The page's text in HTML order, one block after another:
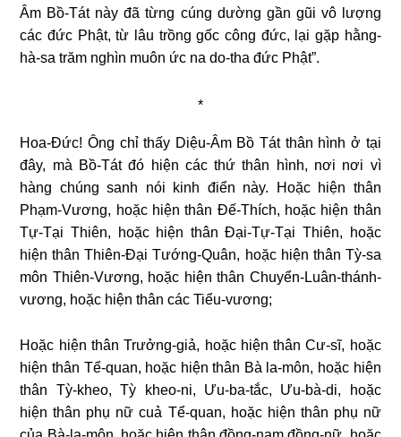
Âm Bồ-Tát này đã từng cúng dường gần gũi vô lượng
các đức Phật, từ lâu trồng gốc công đức, lại gặp hằng-
hà-sa trăm nghìn muôn ức na do-tha đức Phật”.
*
Hoa-Đức! Ông chỉ thấy Diệu-Âm Bồ Tát thân hình ở tại
đây, mà Bồ-Tát đó hiện các thứ thân hình, nơi nơi vì
hàng chúng sanh nói kinh điển này. Hoặc hiện thân
Phạm-Vương, hoặc hiện thân Đế-Thích, hoặc hiện thân
Tự-Tại Thiên, hoặc hiện thân Đại-Tự-Tại Thiên, hoặc
hiện thân Thiên-Đại Tướng-Quân, hoặc hiện thân Tỳ-sa
môn Thiên-Vương, hoặc hiện thân Chuyển-Luân-thánh-
vương, hoặc hiện thân các Tiểu-vương;
Hoặc hiện thân Trưởng-giả, hoặc hiện thân Cư-sĩ, hoặc
hiện thân Tể-quan, hoặc hiện thân Bà la-môn, hoặc hiện
thân Tỳ-kheo, Tỳ kheo-ni, Ưu-ba-tắc, Ưu-bà-di, hoặc
hiện thân phụ nữ cuả Tể-quan, hoặc hiện thân phụ nữ